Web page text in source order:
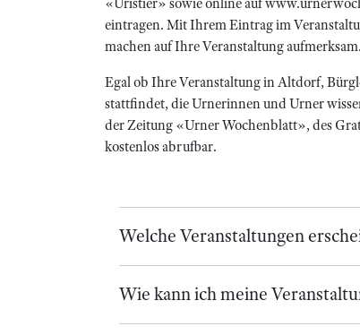
«Uristier» sowie online auf
eintragen. Mit Ihrem Eintrag im
machen auf Ihre Veranstaltung aufmerksam.
Egal ob Ihre Veranstaltung in Altdorf,
stattfindet, die Urnerinnen und Urner
der Zeitung «Urner Wochenblatt», des
kostenlos abrufbar.
Welche Veranstaltungen
Wie kann ich meine